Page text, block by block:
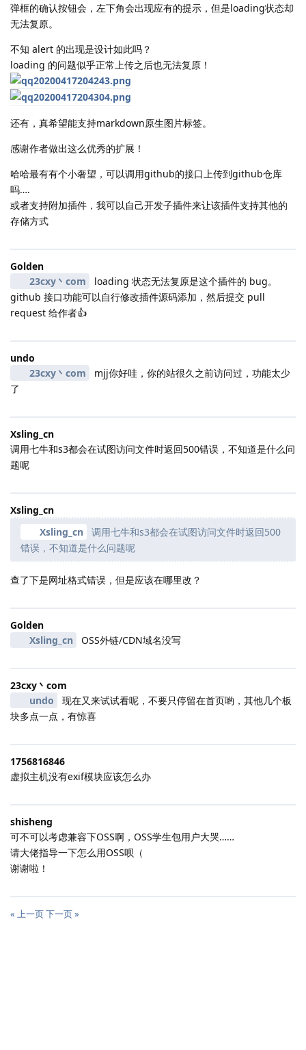
弹框的确认按钮会，左下角会出现应有的提示，但是loading状态却
无法复原。
不知 alert 的出现是设计如此吗？
loading 的问题似乎正常上传之后也无法复原！
还有，真希望能支持markdown原生图片标签。
感谢作者做出这么优秀的扩展！
哈哈最有有个小奢望，可以调用github的接口上传到github仓库
吗….
或者支持附加插件，我可以自己开发子插件来让该插件支持其他的
存储方式
Golden
23cxy丶com
loading 状态无法复原是这个插件的 bug。
github 接口功能可以自行修改插件源码添加，然后提交 pull
request 给作者👍
undo
23cxy丶com
mjj你好哇，你的站很久之前访问过，功能太少
了
Xsling_cn
调用七牛和s3都会在试图访问文件时返回500错误，不知道是什么问
题呢
Xsling_cn
Xsling_cn
调用七牛和s3都会在试图访问文件时返回500
错误，不知道是什么问题呢
查了下是网址格式错误，但是应该在哪里改？
Golden
Xsling_cn
OSS外链/CDN域名没写
23cxy丶com
undo
现在又来试试看呢，不要只停留在首页哟，其他几个板
块多点一点，有惊喜
1756816846
虚拟主机没有exif模块应该怎么办
shisheng
可不可以考虑兼容下OSS啊，OSS学生包用户大哭……
请大佬指导一下怎么用OSS呗（
谢谢啦！
« 上一页下一页 »